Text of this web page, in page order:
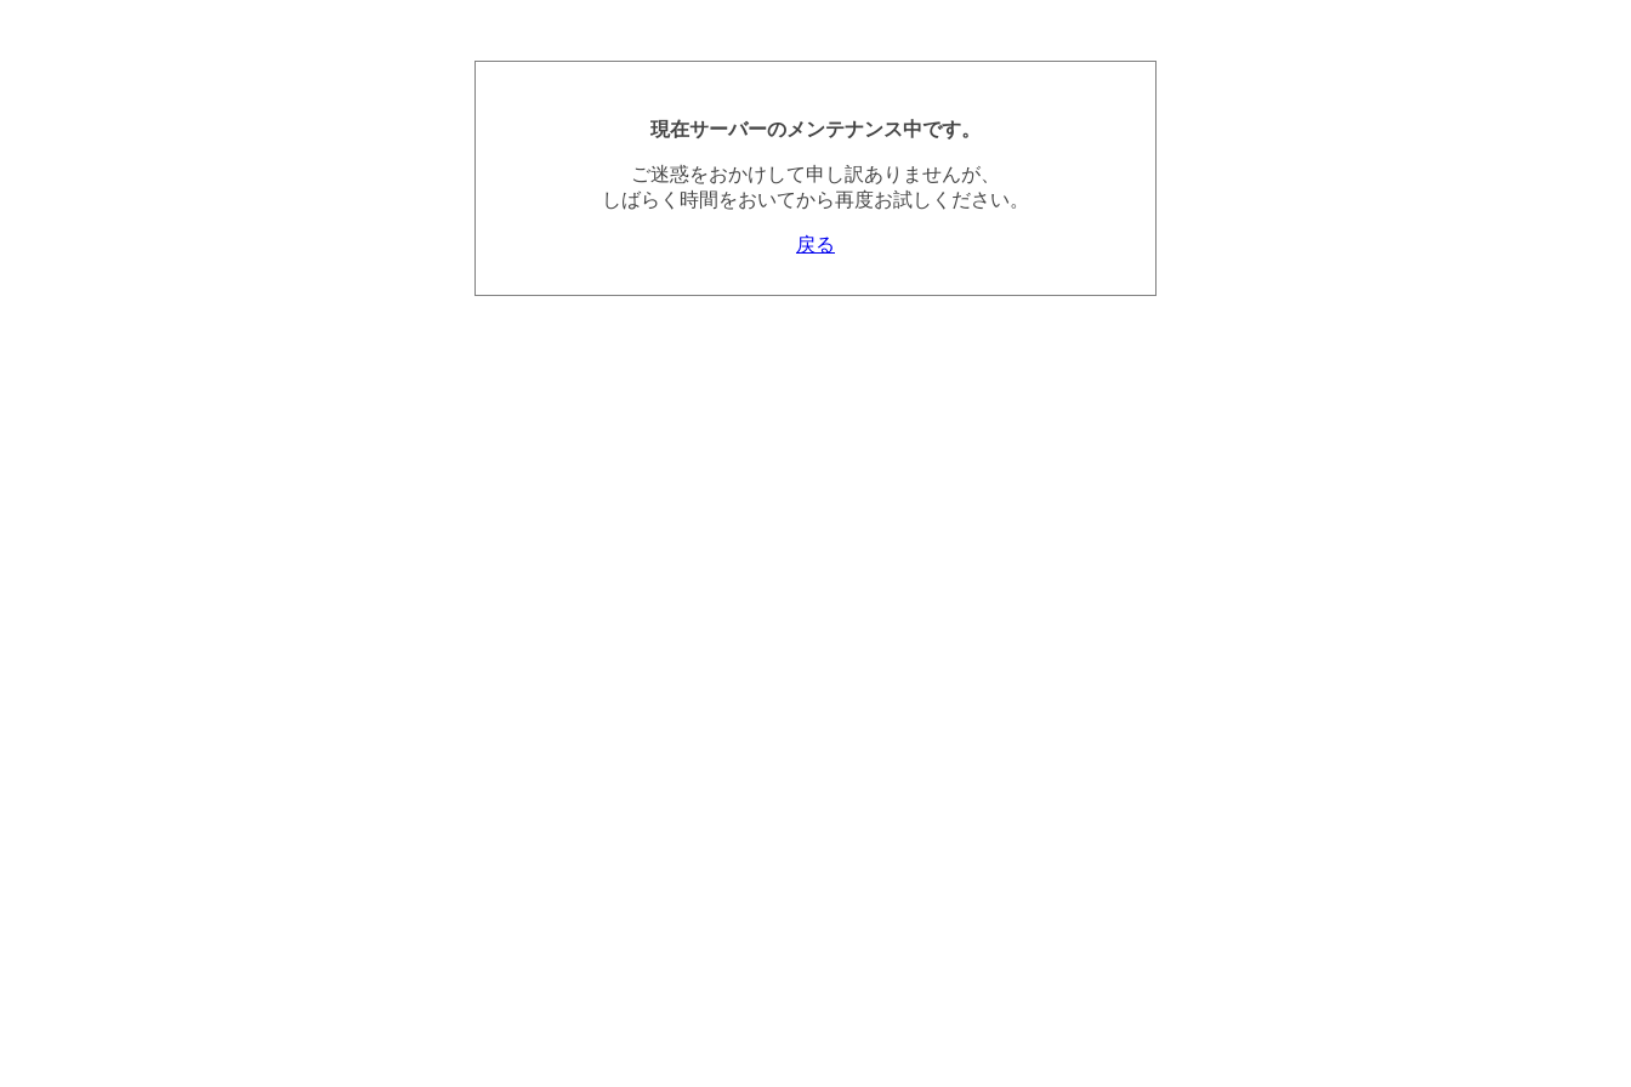
現在サーバーのメンテナンス中です。
ご迷惑をおかけして申し訳ありませんが、
しばらく時間をおいてから再度お試しください。
戻る